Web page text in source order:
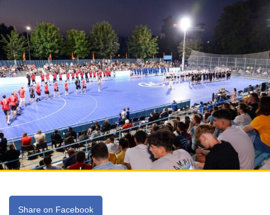
Share on Facebook